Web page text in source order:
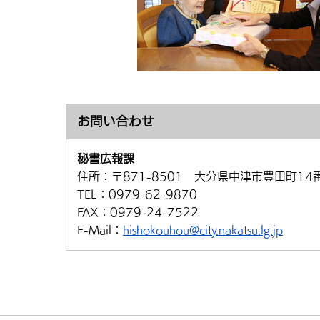
お問い合わせ
秘書広報課
住所： 〒871-8501 大分県中津市豊田町14
TEL： 0979-62-9870
FAX： 0979-24-7522
E-Mail： hishokouhou@city.nakatsu.lg.jp